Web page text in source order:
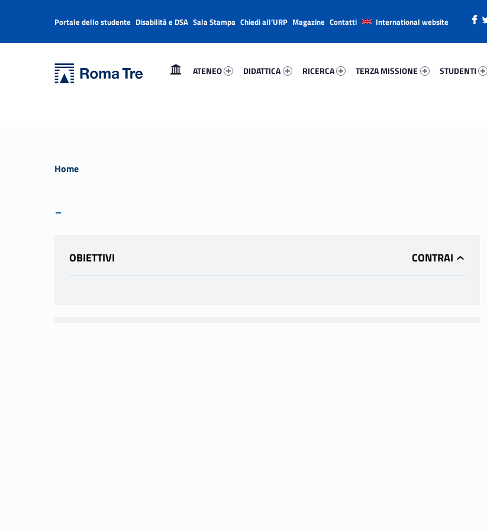
Università Roma Tre
ATENEO
DIDATTICA
RICERCA
TERZA MISSIONE
STUDENTI
Header info sidebar
Portale dello studente Disabilità e DSA Sala Stampa Chiedi all’URP Magazine Contatti International website
Home
-
OBIETTIVI